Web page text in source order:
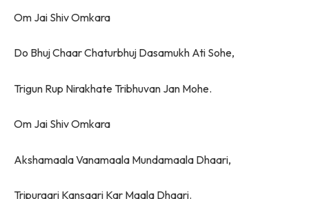
Om Jai Shiv Omkara
Do Bhuj Chaar Chaturbhuj Dasamukh Ati Sohe,
Trigun Rup Nirakhate Tribhuvan Jan Mohe.
Om Jai Shiv Omkara
Akshamaala Vanamaala Mundamaala Dhaari,
Tripuraari Kansaari Kar Maala Dhaari.